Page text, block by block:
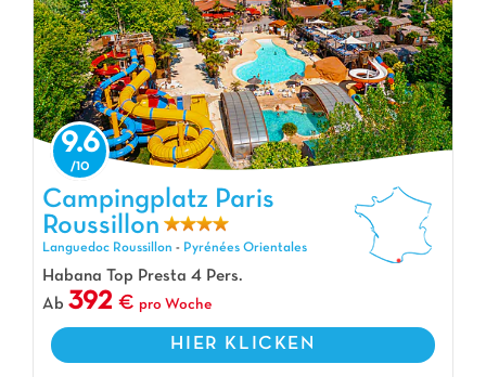
Campingplatz Paris Roussillon, Campingplatz Languedoc Roussillon
9.6
Campingplatz Paris
Roussillon
Languedoc Roussillon - Pyrénées Orientales
Habana Top Presta 4 Pers.
Ab 392 pro Woche
HIER KLICKEN